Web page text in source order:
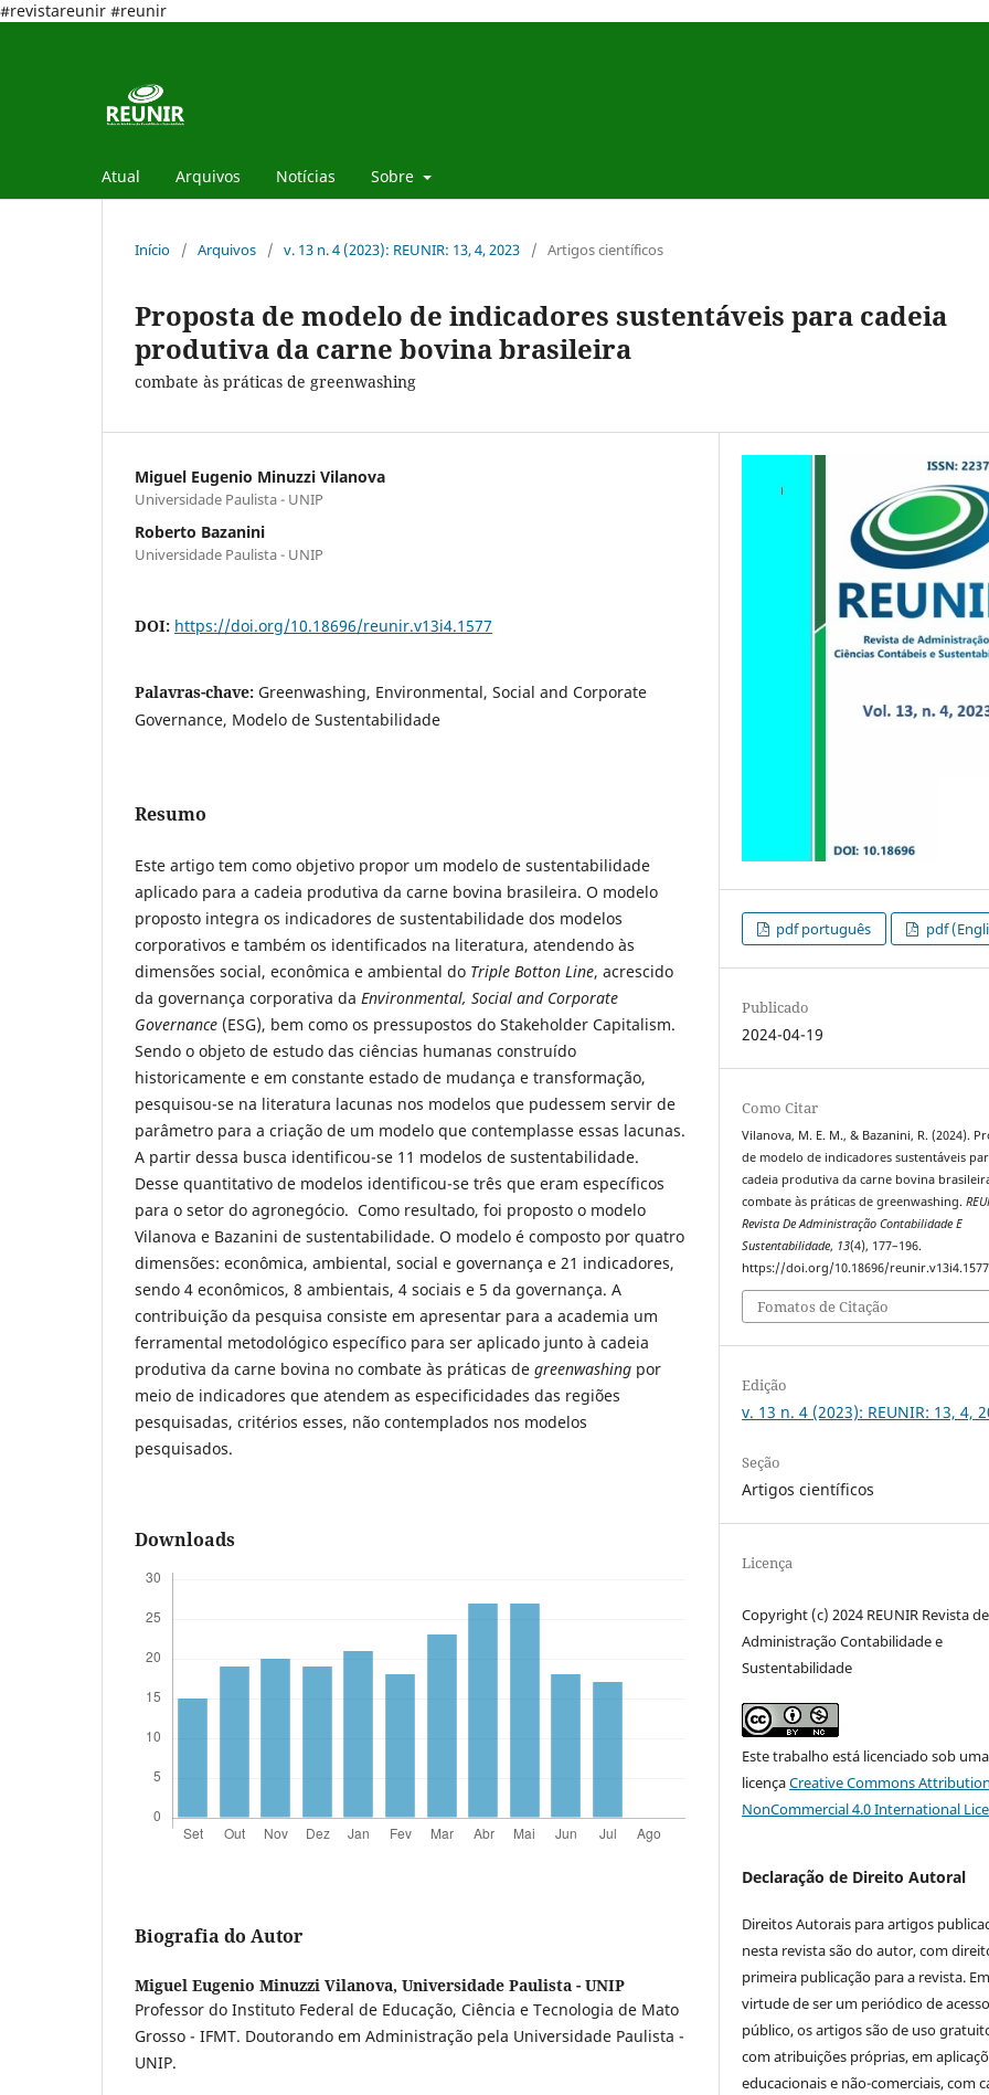
#revistareunir #reunir
Atual Arquivos Notícias Sobre
Início / Arquivos / v. 13 n. 4 (2023): REUNIR: 13, 4, 2023 / Artigos científicos
Proposta de modelo de indicadores sustentáveis para cadeia
produtiva da carne bovina brasileira
combate às práticas de greenwashing
Miguel Eugenio Minuzzi Vilanova
Universidade Paulista - UNIP
Roberto Bazanini
Universidade Paulista - UNIP
DOI: https://doi.org/10.18696/reunir.v13i4.1577
Palavras-chave: Greenwashing, Environmental, Social and Corporate
Governance, Modelo de Sustentabilidade
Resumo
Este artigo tem como objetivo propor um modelo de sustentabilidade
aplicado para a cadeia produtiva da carne bovina brasileira. O modelo
proposto integra os indicadores de sustentabilidade dos modelos
corporativos e também os identificados na literatura, atendendo às
dimensões social, econômica e ambiental do Triple Botton Line, acrescido
da governança corporativa da Environmental, Social and Corporate
Governance (ESG), bem como os pressupostos do Stakeholder Capitalism.
Sendo o objeto de estudo das ciências humanas construído
historicamente e em constante estado de mudança e transformação,
pesquisou-se na literatura lacunas nos modelos que pudessem servir de
parâmetro para a criação de um modelo que contemplasse essas lacunas.
A partir dessa busca identificou-se 11 modelos de sustentabilidade.
Desse quantitativo de modelos identificou-se três que eram específicos
para o setor do agronegócio. Como resultado, foi proposto o modelo
Vilanova e Bazanini de sustentabilidade. O modelo é composto por quatro
dimensões: econômica, ambiental, social e governança e 21 indicadores,
sendo 4 econômicos, 8 ambientais, 4 sociais e 5 da governança. A
contribuição da pesquisa consiste em apresentar para a academia um
ferramental metodológico específico para ser aplicado junto à cadeia
produtiva da carne bovina no combate às práticas de greenwashing por
meio de indicadores que atendem as especificidades das regiões
pesquisadas, critérios esses, não contemplados nos modelos
pesquisados.
Downloads
Biografia do Autor
Miguel Eugenio Minuzzi Vilanova, Universidade Paulista - UNIP
Professor do Instituto Federal de Educação, Ciência e Tecnologia de Mato
Grosso - IFMT. Doutorando em Administração pela Universidade Paulista -
UNIP.
pdf português pdf
Publicado
2024-04-19
Como Citar
Vilanova, M. E. M., & Bazanini, R. (2024).
de modelo de indicadores sustentáveis
cadeia produtiva da carne bovina
combate às práticas de greenwashing.
Revista De Administração Contabilidade E
Sustentabilidade, 13(4), 177–196.
https://doi.org/10.18696/reunir.v13i4.1577
Fomatos de Citação
Edição
v. 13 n. 4 (2023): REUNIR: 13, 4,
Seção
Artigos científicos
Licença
Copyright (c) 2024 REUNIR Revista de
Administração Contabilidade e
Sustentabilidade
Este trabalho está licenciado sob uma
licençaCreative Commons
NonCommercial 4.0 International
Declaração de Direito Autoral
Direitos Autorais para artigos
nesta revista são do autor, com
primeira publicação para a revista. Em
virtude de ser um periódico de acesso
público, os artigos são de uso
com atribuições próprias, em
educacionais e não-comerciais, com